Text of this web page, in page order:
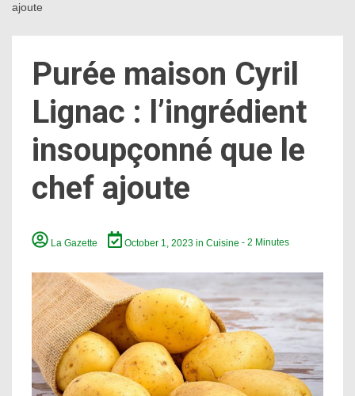
ajoute
Purée maison Cyril
Lignac : l’ingrédient
insoupçonné que le
chef ajoute
La Gazette October 1, 2023inCuisine - 2 Minutes